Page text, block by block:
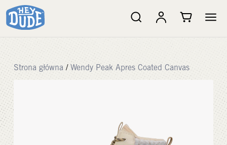
Strona główna / Wendy Peak Apres Coated Canvas